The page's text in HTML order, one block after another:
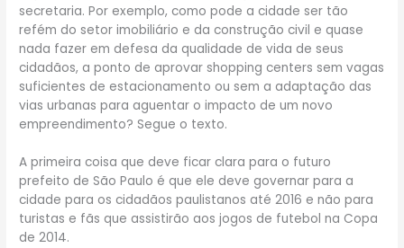
secretaria. Por exemplo, como pode a cidade ser tão
refém do setor imobiliário e da construção civil e quase
nada fazer em defesa da qualidade de vida de seus
cidadãos, a ponto de aprovar shopping centers sem vagas
suficientes de estacionamento ou sem a adaptação das
vias urbanas para aguentar o impacto de um novo
empreendimento? Segue o texto.
A primeira coisa que deve ficar clara para o futuro
prefeito de São Paulo é que ele deve governar para a
cidade para os cidadãos paulistanos até 2016 e não para
turistas e fãs que assistirão aos jogos de futebol na Copa
de 2014.